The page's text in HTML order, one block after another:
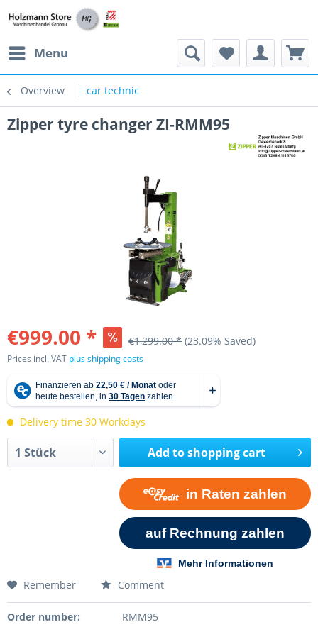
Menu
Overview car technic
Zipper tyre changer ZI-RMM95
€999.00 * €1,299.00 * (23.09% Saved)
Prices incl. VAT plus shipping costs
Delivery time 30 Workdays
Add toshopping cart
Remember Comment
Order number:
RMM95